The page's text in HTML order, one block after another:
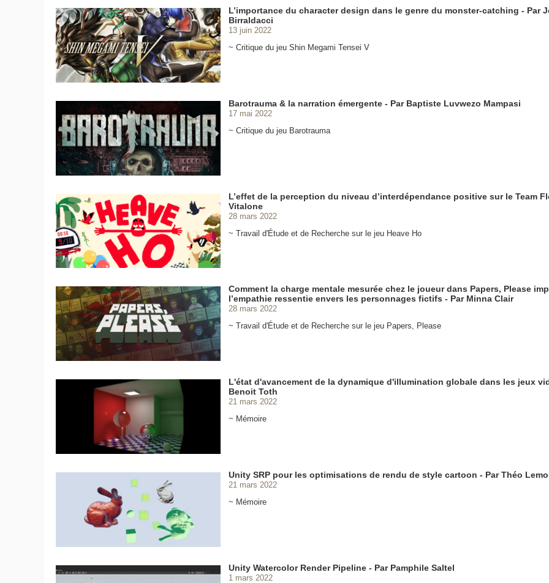
L’importance du character design dans le genre du monster-catching - Par
Birraldacci
13 juin 2022
~ Critique du jeu Shin Megami Tensei V
Barotrauma & la narration émergente - Par Baptiste Luvwezo Mampasi
17 mai 2022
~ Critique du jeu Barotrauma
L’effet de la perception du niveau d’interdépendance positive sur le Team
Vitalone
28 mars 2022
~ Travail d'Étude et de Recherche sur le jeu Heave Ho
Comment la charge mentale mesurée chez le joueur dans Papers, Please
l’empathie ressentie envers les personnages fictifs - Par Minna Clair
28 mars 2022
~ Travail d'Étude et de Recherche sur le jeu Papers, Please
L'état d'avancement de la dynamique d'illumination globale dans les jeux
Benoit Toth
21 mars 2022
~ Mémoire
Unity SRP pour les optimisations de rendu de style cartoon - Par Théo
21 mars 2022
~ Mémoire
Unity Watercolor Render Pipeline - Par Pamphile Saltel
1 mars 2022